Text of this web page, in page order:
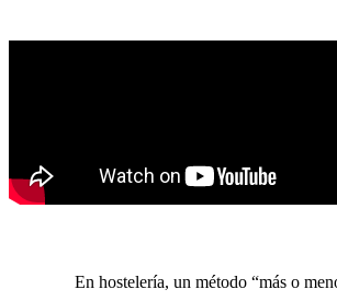
En hostelería, un método “más o